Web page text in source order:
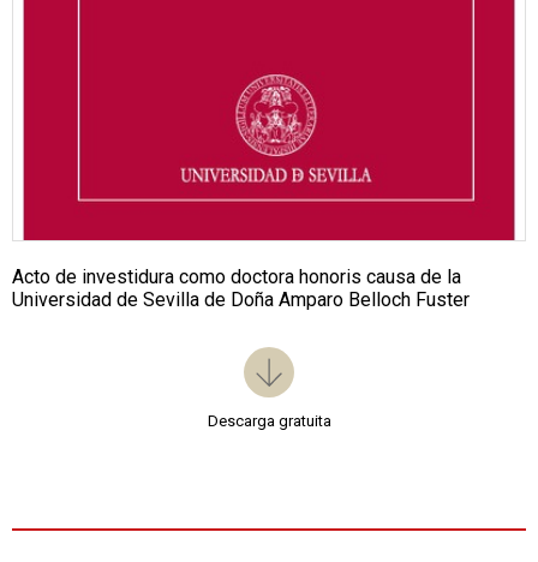
Acto de investidura como doctora honoris causa de la
Universidad de Sevilla de Doña Amparo Belloch Fuster
Descarga gratuita